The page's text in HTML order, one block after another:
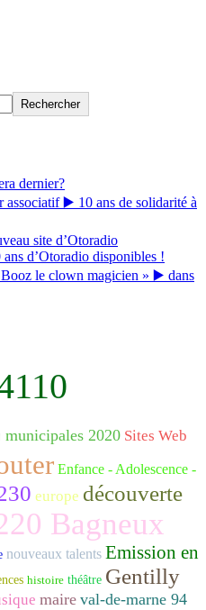
Rechercher
dernier?
associatif ▶️ 10 ans de solidarité à
site d’Otoradio
d’Otoradio disponibles !
le clown magicien » ▶️ dans
municipales 2020 Sites Web
Enfance - Adolescence -
europe découverte
Bagneux
nouveaux talents Emission en
histoire théâtre Gentilly
maire val-de-marne 94